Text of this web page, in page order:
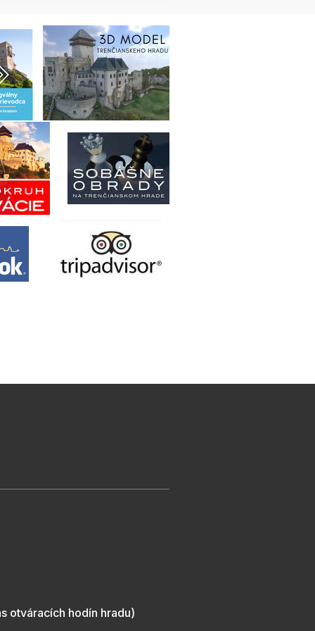
otváracích hodín hradu)